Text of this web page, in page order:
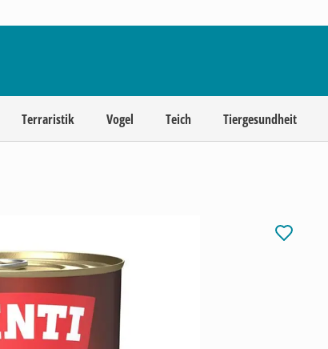
Terraristik Vogel Teich Tiergesundheit